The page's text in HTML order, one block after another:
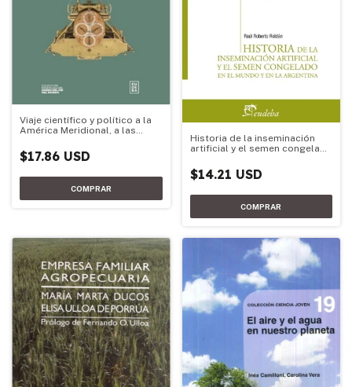
Viaje científico y político a la
América Meridional, a las
islas Mar
$17.86 USD
Historia de la inseminación
artificial y el semen congelado
$14.21 USD